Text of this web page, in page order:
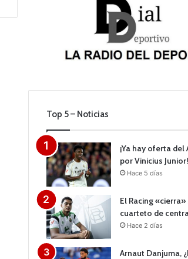
Top 5 – Noticias
¡Ya hay oferta del
por Vinicius Junior!
Hace 5 días
El Racing «cierra»
cuarteto de
Hace 2 días
Arnaut Danjuma,